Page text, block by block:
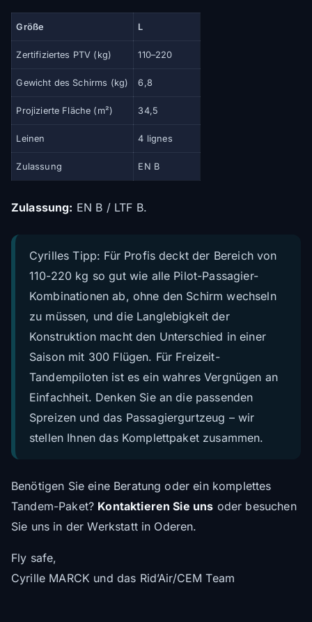
Größe L
Zertifiziertes PTV (kg) 110–220
Gewicht des Schirms (kg) 6,8
Projizierte Fläche (m²) 34,5
Leinen 4 lignes
Zulassung EN B
Zulassung: EN B / LTF B.
Cyrilles Tipp: Für Profis deckt der Bereich von
110-220 kg so gut wie alle Pilot-Passagier-
Kombinationen ab, ohne den Schirm wechseln
zu müssen, und die Langlebigkeit der
Konstruktion macht den Unterschied in einer
Saison mit 300 Flügen. Für Freizeit-
Tandempiloten ist es ein wahres Vergnügen an
Einfachheit. Denken Sie an die passenden
Spreizen und das Passagiergurtzeug – wir
stellen Ihnen das Komplettpaket zusammen.
Benötigen Sie eine Beratung oder ein komplettes
Tandem-Paket? Kontaktieren Sie uns oder besuchen
Sie uns in der Werkstatt in Oderen.
Fly safe,
Cyrille MARCK und das Rid’Air/CEM Team